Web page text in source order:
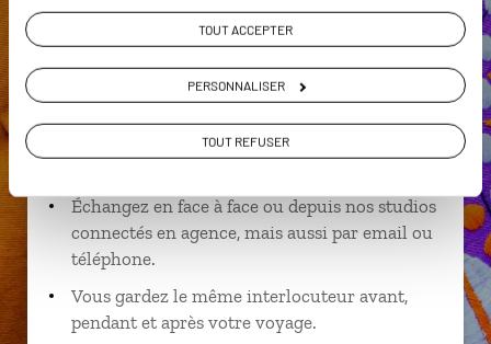
TOUT ACCEPTER
PERSONNALISER
TOUT REFUSER
spécialiste Mexique
Suivez vos envies et demandez conseils à nos
Ils sauront organiser votre itinéraire au plus
Échangez en face à face ou depuis nos studios
connectés en agence, mais aussi par email ou
téléphone.
Vous gardez le même interlocuteur avant,
pendant et après votre voyage.